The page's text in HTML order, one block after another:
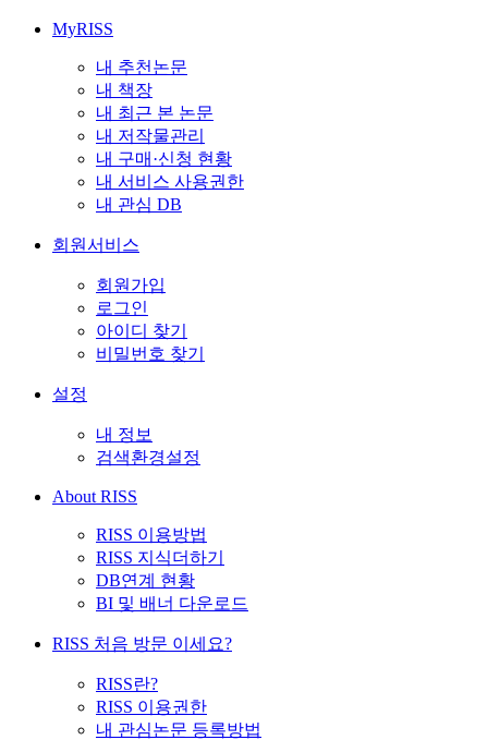
MyRISS
내 추천논문
내 책장
내 최근 본 논문
내 저작물관리
내 구매·신청 현황
내 서비스 사용권한
내 관심 DB
회원서비스
회원가입
로그인
아이디 찾기
비밀번호 찾기
설정
내 정보
검색환경설정
About RISS
RISS 이용방법
RISS 지식더하기
DB연계 현황
BI 및 배너 다운로드
RISS 처음 방문 이세요?
RISS란?
RISS 이용권한
내 관심논문 등록방법